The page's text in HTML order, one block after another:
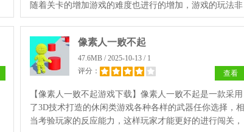
随着关卡的增加游戏的难度也进行的增加，游戏的玩法非
常的简单有趣，喜欢的玩家快来下载体验吧。
像素人一败不起
47.6MB / 2025-10-13 / 1
评分：
查看
【像素人一败不起游戏下载】像素人一败不起是一款采用
了3D技术打造的休闲类游戏各种各样的武器任你选择，相
当考验玩家的反应能力，这样玩家才能更好的进行闯关，